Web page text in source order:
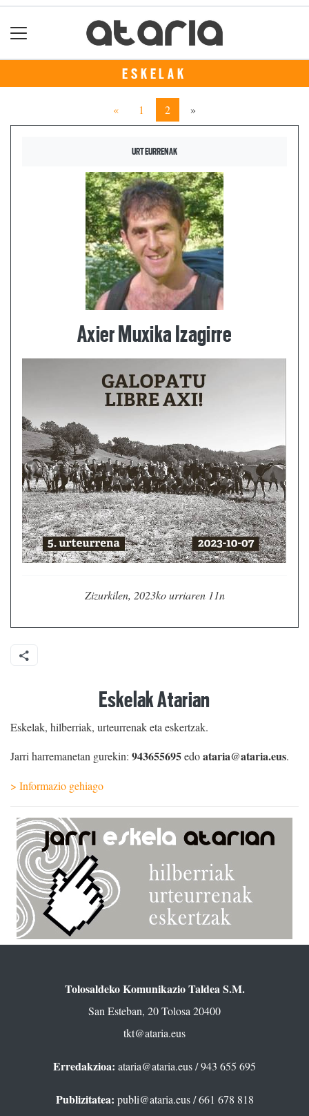
ESKELAK
« 1 2 »
URTEURRENAK
Axier Muxika Izagirre
Zizurkilen, 2023ko urriaren 11n
Eskelak Atarian
Eskelak, hilberriak, urteurrenak eta eskertzak.
Jarri harremanetan gurekin: 943655695edoataria@ataria.eus.
> Informazio gehiago
Tolosaldeko Komunikazio Taldea S.M.
San Esteban, 20 Tolosa 20400
tkt@ataria.eus
Erredakzioa: ataria@ataria.eus/ 943 655 695
Publizitatea: publi@ataria.eus/ 661 678 818